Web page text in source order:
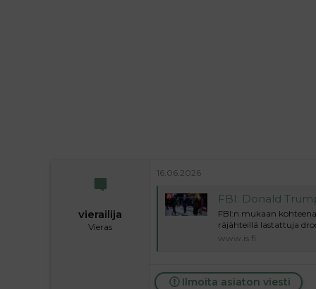
vierailija
Vieras
16.06.2026
FBI: Donald
FBI:n mukaan
räjähteillä lastattuja
www.is.fi
Ilmoita asiaton viesti